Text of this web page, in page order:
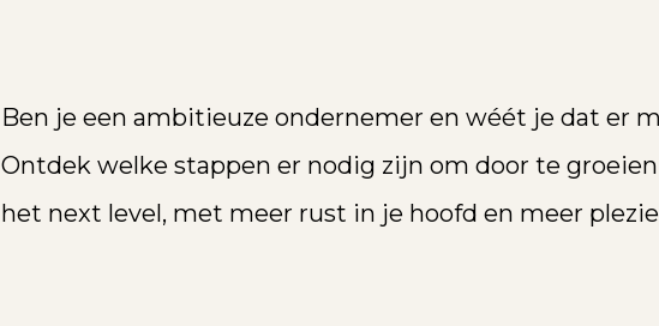
Ben je een ambitieuze ondernemer en wéét je dat er
Ontdek welke stappen er nodig zijn om door te
het next level, met meer rust in je hoofd en meer